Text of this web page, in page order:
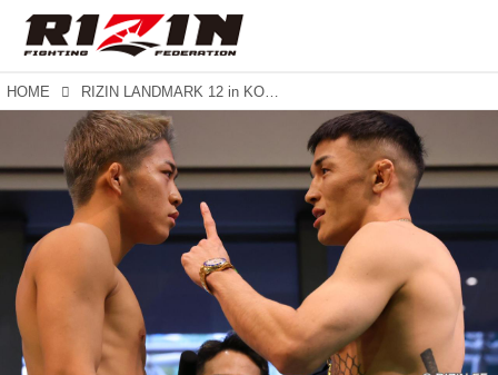
HOME RIZIN LANDMARK 12 in KOBE 計量結果／フェイスオフ、身長差、リーチ差も掲載中